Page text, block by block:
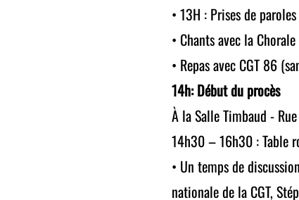
• 13H : Prises de
• Chants avec la
• Repas avec CGT 86
14h: Début du procès
À la Salle Timbaud -
14h30 – 16h30 : Table
• Un temps de
nationale de la CGT,